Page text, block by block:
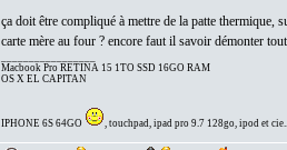
ça doit être compliqué à mettre de la patte thermique,
carte mère au four ? encore faut il savoir démonter
Macbook Pro RETINA 15 1TO SSD 16GO RAM
OS X EL CAPITAN
IPHONE 6S 64GO , touchpad, ipad pro 9.7 128go, ipod et